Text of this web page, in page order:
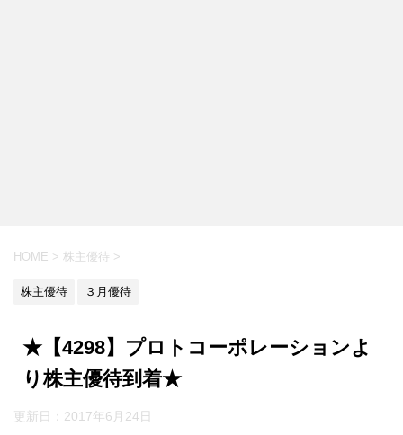
HOME > 株主優待 >
株主優待 ３月優待
★【4298】プロトコーポレーションよ
り株主優待到着★
更新日： 2017年6月24日